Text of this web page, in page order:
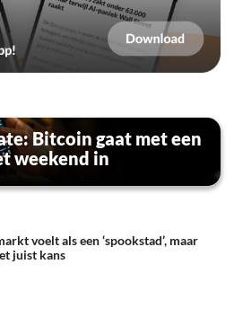
Bitcoin gaat met een
weekend in
voelt als een ‘spookstad’, maar
juist kans